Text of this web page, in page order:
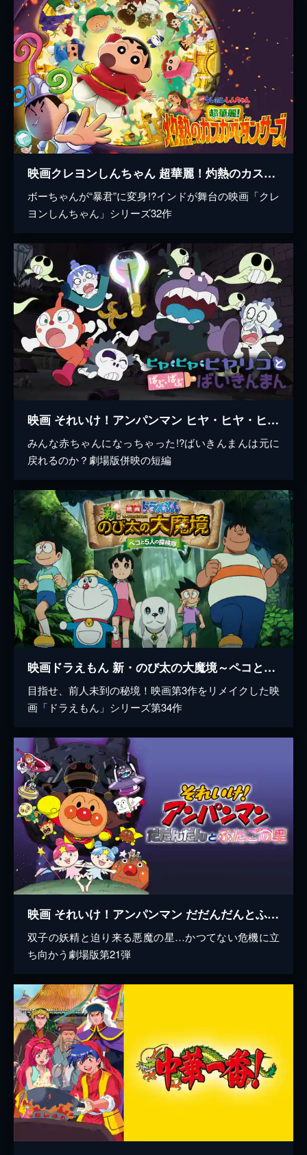
映画クレヨンしんちゃん 超華麗！灼熱のカスカベダンサーズ
ボーちゃんが“暴君”に変身!?インドが舞台の映画「クレ
ヨンしんちゃん」シリーズ32作
映画 それいけ！アンパンマン ヒヤ・ヒヤ・ヒヤリコとばぶ・ばぶ・ばいきんまん
みんな赤ちゃんになっちゃった!?ばいきんまんは元に
戻れるのか？劇場版併映の短編
映画ドラえもん 新・のび太の大魔境～ペコと5人の探検隊～
目指せ、前人未到の秘境！映画第3作をリメイクした映
画「ドラえもん」シリーズ第34作
映画 それいけ！アンパンマン だだんだんとふたごの星
双子の妖精と迫り来る悪魔の星…かつてない危機に立
ち向かう劇場版第21弾